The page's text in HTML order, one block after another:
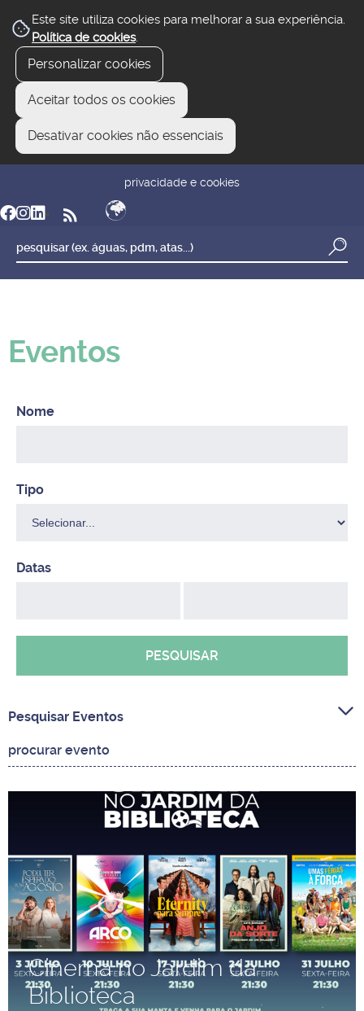
Este site utiliza cookies para melhorar a sua experiência.
Política de cookies.
Personalizar cookies
Aceitar todos os cookies
Desativar cookies não essenciais
privacidade e cookies
Eventos
PESQUISAR
Pesquisar Eventos
Cinema no Jardim da
Biblioteca